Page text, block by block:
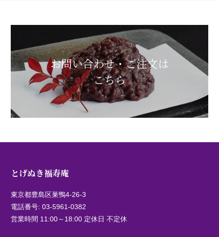
お問い合わせ・ご注文は
こちら
とげぬき福寿庵
東京都豊島区巣鴨4-26-3
電話番号:03-5961-0382
営業時間 11:00～18:00 定休日 不定休